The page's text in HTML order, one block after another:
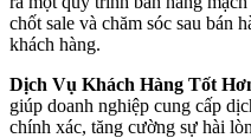
chốt sale và chăm sóc sau bán
khách hàng.
Dịch Vụ Khách Hàng Tốt
giúp doanh nghiệp cung cấp
chính xác, tăng cường sự hài